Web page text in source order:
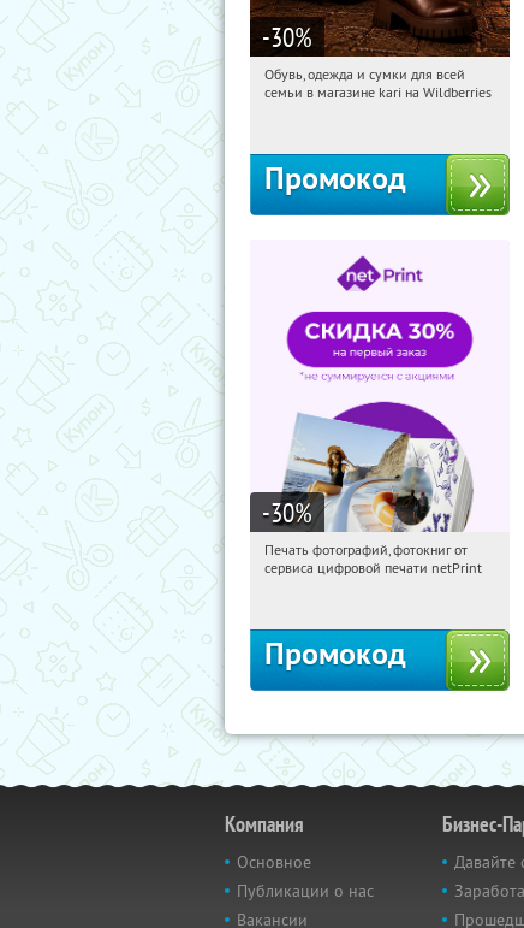
-30%
08:57:44 Получили:
Обувь, одежда и сумки для всей
семьи в магазине kari на Wildberries
Промокод
-30%
08:57:44 Получили:
Печать фотографий, фотокниг от
сервиса цифровой печати netPrint
Промокод
Компания
Основное
Публикации о нас
Вакансии
Бизнес-
Давайте